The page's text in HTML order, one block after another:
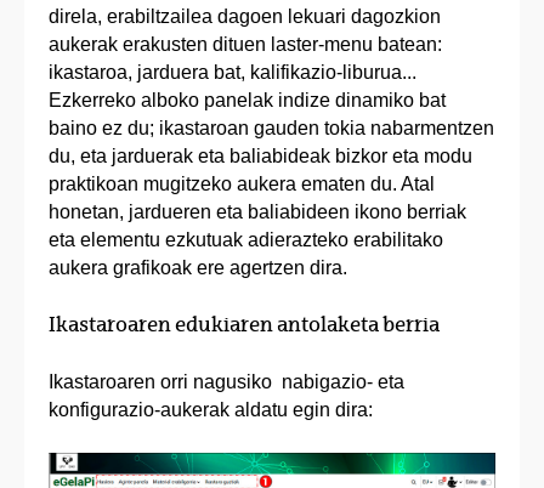
direla, erabiltzailea dagoen lekuari dagozkion
aukerak erakusten dituen laster-menu batean:
ikastaroa, jarduera bat, kalifikazio-liburua...
Ezkerreko alboko panelak indize dinamiko bat
baino ez du; ikastaroan gauden tokia nabarmentzen
du, eta jarduerak eta baliabideak bizkor eta modu
praktikoan mugitzeko aukera ematen du. Atal
honetan, jardueren eta baliabideen ikono berriak
eta elementu ezkutuak adierazteko erabilitako
aukera grafikoak ere agertzen dira.
Ikastaroaren edukiaren antolaketa berria
Ikastaroaren orri nagusiko nabigazio- eta
konfigurazio-aukerak aldatu egin dira: